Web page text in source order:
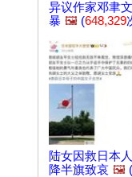
异议作家邓聿
暴 🖼️ (648,329
陆女因救日本
降半旗致哀 🖼️ (